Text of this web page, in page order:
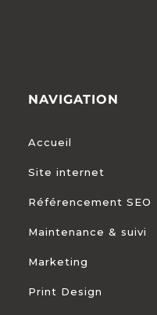
NAVIGATION
Accueil
Site internet
Référencement SEO
Maintenance & suivi
Marketing
Print Design